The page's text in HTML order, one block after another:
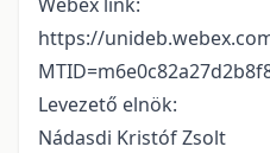
https://
Levezető elnök:
Nádasdi Kristóf Zsolt